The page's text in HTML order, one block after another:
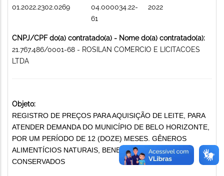
01.2022.2302.0269
04.000034.22-
61
2022
CNPJ/CPF do(a) contratado(a) - Nome do(a) contratado(a):
21.767.486/0001-68 - ROSILAN COMERCIO E LICITACOES
LTDA
Objeto:
REGISTRO DE PREÇOS PARA AQUISIÇÃO DE LEITE, PARA
ATENDER DEMANDA DO MUNICÍPIO DE BELO HORIZONTE,
POR UM PERÍODO DE 12 (DOZE) MESES. GÊNEROS
ALIMENTÍCIOS NATURAIS, BENEFICIADOS OU
CONSERVADOS